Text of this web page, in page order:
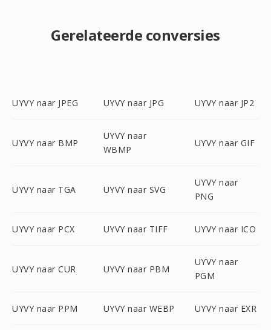
Gerelateerde conversies
UYVY naar JPEG UYVY naar JPG UYVY naar JP2
UYVY naar BMP
UYVY naar
WBMP
UYVY naar GIF
UYVY naar TGA UYVY naar SVG
UYVY naar
PNG
UYVY naar PCX UYVY naar TIFF UYVY naar ICO
UYVY naar CUR UYVY naar PBM
UYVY naar
PGM
UYVY naar PPM UYVY naar WEBP UYVY naar EXR